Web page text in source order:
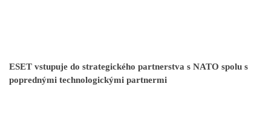
ESET vstupuje do strategického partnerstva s NATO spolu s
poprednými technologickými partnermi